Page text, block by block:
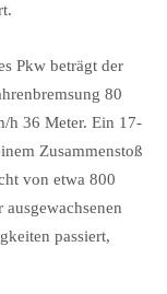
Pkw beträgt der
80
h 36 Meter. Ein 17-
Zusammenstoß
von etwa 800
passiert,